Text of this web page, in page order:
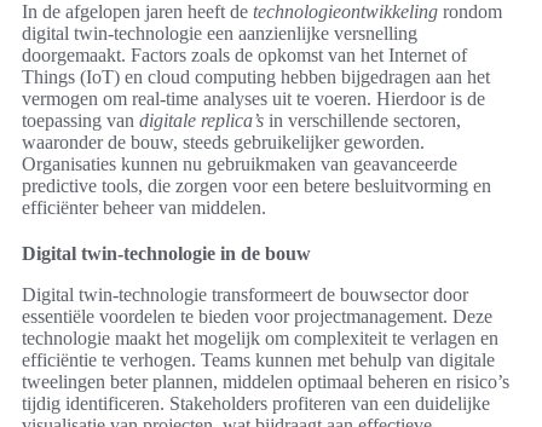
In de afgelopen jaren heeft de technologieontwikkeling rondom
digital twin-technologie een aanzienlijke versnelling
doorgemaakt. Factors zoals de opkomst van het Internet of
Things (IoT) en cloud computing hebben bijgedragen aan het
vermogen om real-time analyses uit te voeren. Hierdoor is de
toepassing van digitale replica’s in verschillende sectoren,
waaronder de bouw, steeds gebruikelijker geworden.
Organisaties kunnen nu gebruikmaken van geavanceerde
predictive tools, die zorgen voor een betere besluitvorming en
efficiënter beheer van middelen.
Digital twin-technologie in de bouw
Digital twin-technologie transformeert de bouwsector door
essentiële voordelen te bieden voor projectmanagement. Deze
technologie maakt het mogelijk om complexiteit te verlagen en
efficiëntie te verhogen. Teams kunnen met behulp van digitale
tweelingen beter plannen, middelen optimaal beheren en risico’s
tijdig identificeren. Stakeholders profiteren van een duidelijke